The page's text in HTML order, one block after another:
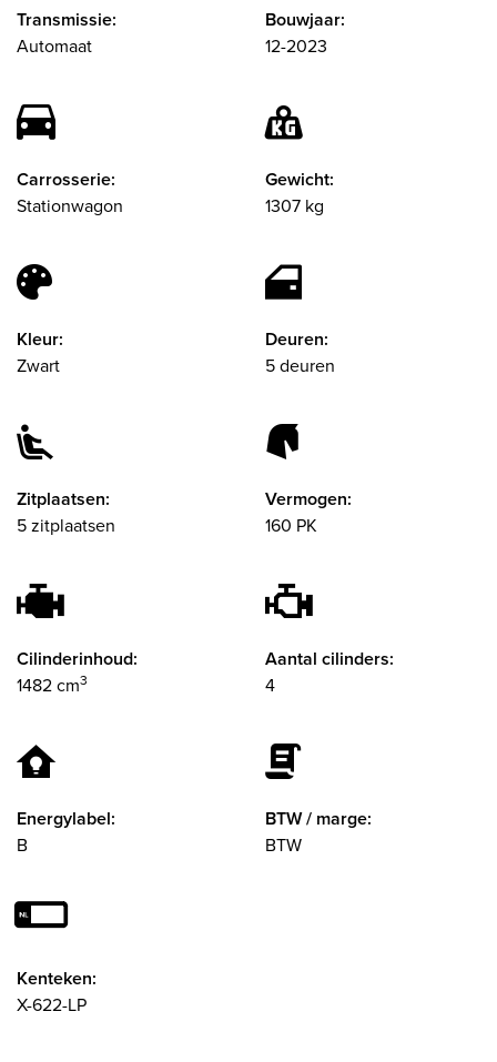
Transmissie:
Automaat
Bouwjaar:
12-2023
Carrosserie:
Stationwagon
Gewicht:
1307 kg
Kleur:
Zwart
Deuren:
5 deuren
Zitplaatsen:
5 zitplaatsen
Vermogen:
160 PK
Cilinderinhoud:
1482 cm3
Aantal cilinders:
4
Energylabel:
B
BTW / marge:
BTW
Kenteken:
X-622-LP